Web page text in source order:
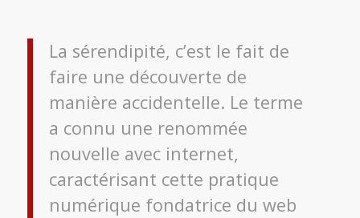
La sérendipité, c’est le fait de
faire une découverte de
manière accidentelle. Le terme
a connu une renommée
nouvelle avec internet,
caractérisant cette pratique
numérique fondatrice du web